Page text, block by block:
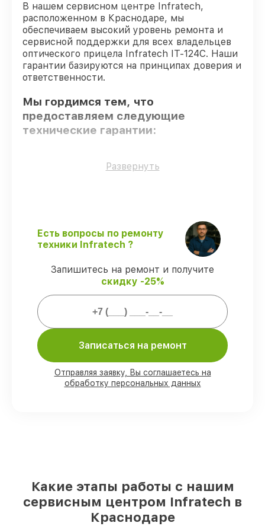
В нашем сервисном центре Infratech,
расположенном в Краснодаре, мы
обеспечиваем высокий уровень ремонта и
сервисной поддержки для всех владельцев
оптического прицела Infratech IT-124C. Наши
гарантии базируются на принципах доверия и
ответственности.
Мы гордимся тем, что
предоставляем следующие
технические гарантии:
Только фирменные комплектующие
–
восстановление оптического прицела IT-
124C выполняется строго в оговоренные
Гарантийное обслуживание–
предоставляем официальное
гарантийное сопровождение после
Мы гарантируем:
80%работ в присутствии заказчика
90%комплектующих для оптических
Развернуть
Есть вопросы по ремонту
техники Infratech ?
Запишитесь на ремонт и получите
скидку -25%
Записаться на ремонт
Отправляя заявку, Вы соглашаетесь на
обработку персональных данных
Какие этапы работы с нашим
сервисным центром Infratech в
Краснодаре